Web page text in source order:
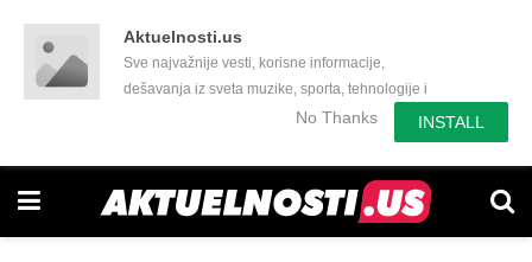
Aktuelnosti.us
Sve najvažnije vesti, korisne informacije,
dešavanja iz sveta muzike, sporta, tehnologije i
još mnogo toga zanimljivog.No Thanks INSTALL